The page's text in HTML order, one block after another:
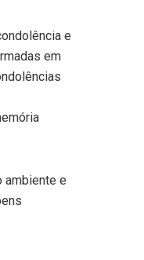
e
em
ambiente e